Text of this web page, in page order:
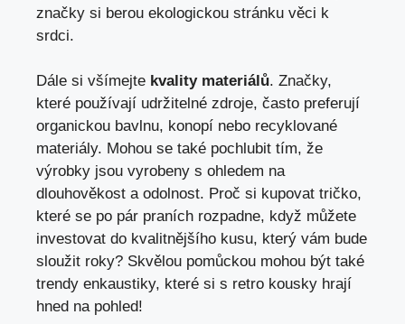
značky si berou ekologickou stránku věci k
srdci.
Dále si všímejte kvality materiálů. Značky,
které používají udržitelné zdroje, často preferují
organickou bavlnu, konopí nebo recyklované
materiály. Mohou se také pochlubit tím, že
výrobky jsou vyrobeny s ohledem na
dlouhověkost a odolnost. Proč si kupovat tričko,
které se po pár praních rozpadne, když můžete
investovat do kvalitnějšího kusu, který vám bude
sloužit roky? Skvělou pomůckou mohou být také
trendy enkaustiky, které si s retro kousky hrají
hned na pohled!